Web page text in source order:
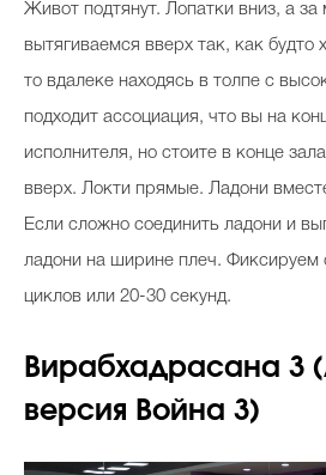
Живот подтянут. Лопатки вниз, а
вытягиваемся вверх так, как будто
то вдалеке находясь в толпе с
подходит ассоциация, что вы на
исполнителя, но стоите в конце
вверх. Локти прямые. Ладони
Если сложно соединить ладони и
ладони на ширине плеч. Фиксируем
циклов или 20-30 секунд.
Вирабхадрасана 3
версия Война 3)